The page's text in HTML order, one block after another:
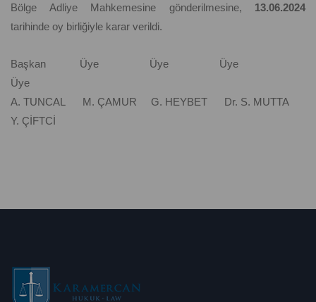
Bölge Adliye Mahkemesine gönderilmesine, 13.06.2024
tarihinde oy birliğiyle karar verildi.
Başkan Üye Üye Üye
Üye
A. TUNCAL M. ÇAMUR G. HEYBET Dr. S. MUTTA
Y. ÇİFTCİ